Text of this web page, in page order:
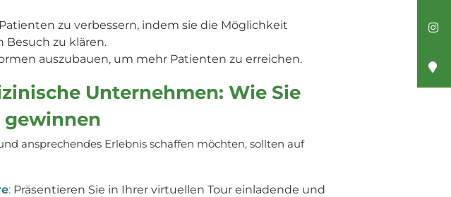
zu verbessern, indem sie die Möglichkeit
Besuch zu klären.
auszubauen, um mehr Patienten zu erreichen.
Unternehmen: Wie Sie
gewinnen
ansprechendes Erlebnis schaffen möchten, sollten auf
:Präsentieren Sie in Ihrer virtuellen Tour einladende und